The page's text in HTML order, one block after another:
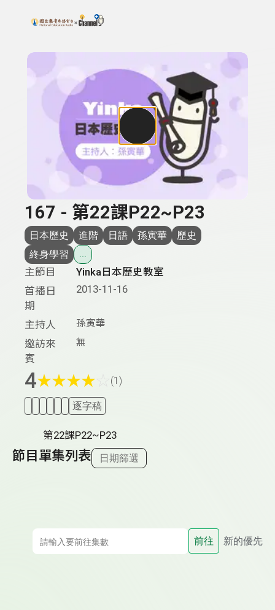
上方功能區塊
搜尋關鍵字：可輸入節目名稱、主持人或關鍵字
167 - 第22課P22~P23
日本歷史 進階 日語 孫寅華
歷史
終身學習
...
主節目
Yinka日本歷史教室
首播日
期
2013-11-16
主持人 孫寅華
邀訪來
賓
無
4★★★★ (1)
逐字稿
第22課P22~P23
節目單集列表 日期篩選
前往 新的優先